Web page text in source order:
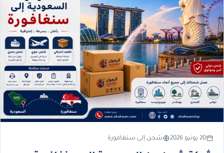
20 يونيو 2026 شحن إلى سنغافورة